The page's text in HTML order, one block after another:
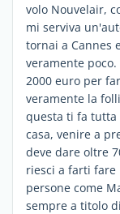
volo Nouvelair,
mi serviva
tornai a Cannes
veramente poco.
2000 euro per
veramente la
questa ti fa tutta
casa, venire a
deve dare oltre
riesci a farti fare
persone come
sempre a titolo